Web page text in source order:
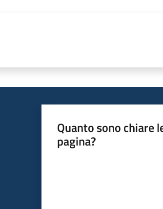
Quanto sono chiare
pagina?